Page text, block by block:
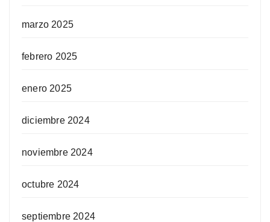
marzo 2025
febrero 2025
enero 2025
diciembre 2024
noviembre 2024
octubre 2024
septiembre 2024